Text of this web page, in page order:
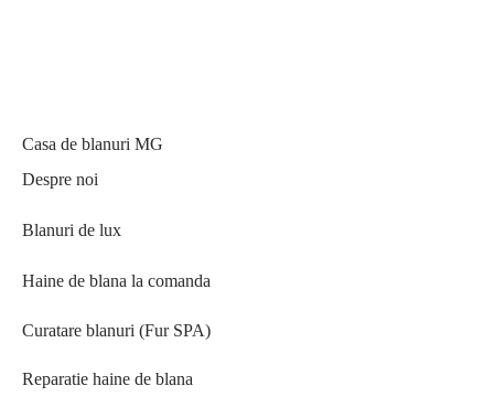
Casa de blanuri MG
Despre noi
Blanuri de lux
Haine de blana la comanda
Curatare blanuri (Fur SPA)
Reparatie haine de blana